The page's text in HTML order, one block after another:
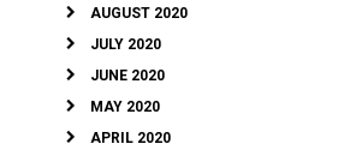
AUGUST 2020
JULY 2020
JUNE 2020
MAY 2020
APRIL 2020